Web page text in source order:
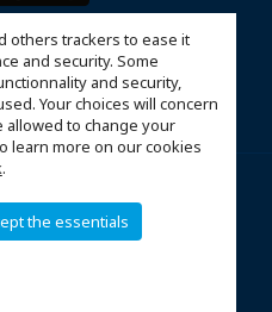
others trackers to ease it
and security. Some
and security,
Your choices will concern
allowed to change your
learn more on our cookies
.
the essentials